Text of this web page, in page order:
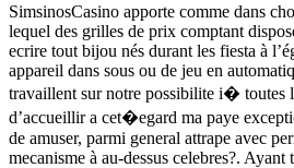
SimsinosCasino apporte comme dans
lequel des grilles de prix comptant
ecrire tout bijou nés durant les fiesta à
appareil dans sous ou de jeu en
travaillent sur notre possibilite i� toutes
d’accueillir a cet�egard ma paye
de amuser, parmi general attrape avec
mecanisme à au-dessus celebres?.